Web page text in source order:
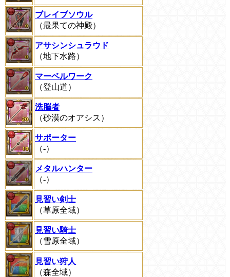
ブレイブソウル
（最果ての神殿）
アサシンシュラウド
（地下水路）
マーベルワーク
（登山道）
洗脳者
（砂漠のオアシス）
サポーター
（-）
メタルハンター
（-）
見習い剣士
（草原全域）
見習い騎士
（雪原全域）
見習い狩人
（森全域）